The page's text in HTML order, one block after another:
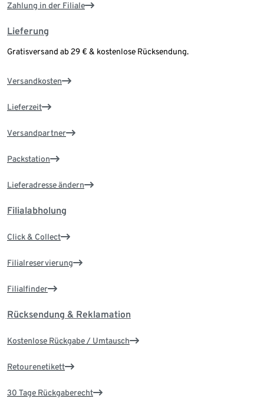
Zahlung in der Filiale
Lieferung
Gratisversand ab 29 € & kostenlose Rücksendung.
Versandkosten
Lieferzeit
Versandpartner
Packstation
Lieferadresse ändern
Filialabholung
Click & Collect
Filialreservierung
Filialfinder
Rücksendung & Reklamation
Kostenlose Rückgabe / Umtausch
Retourenetikett
30 Tage Rückgaberecht